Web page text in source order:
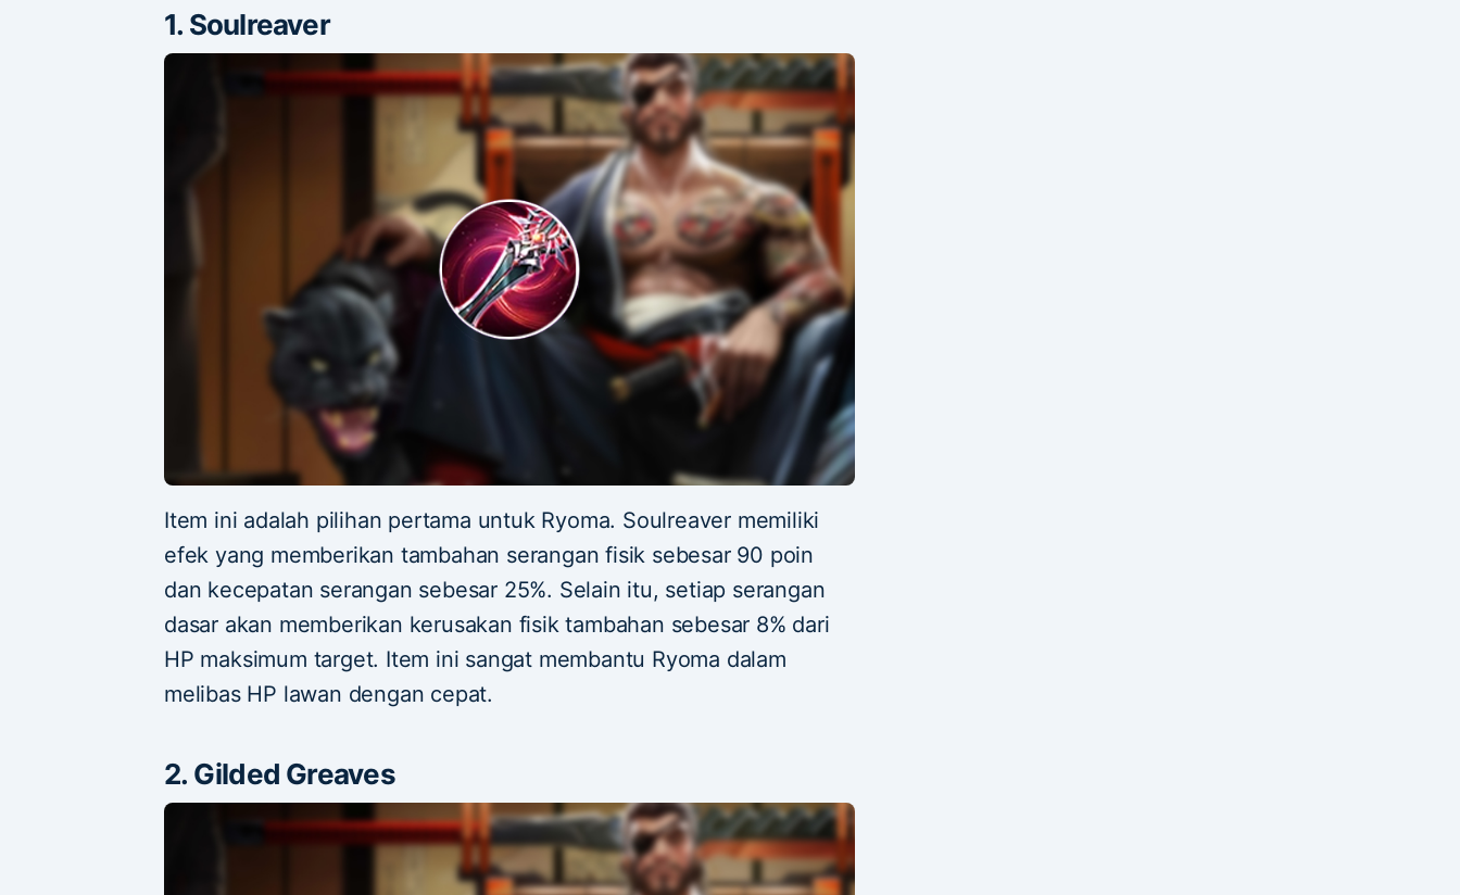
1. Soulreaver
Item ini adalah pilihan pertama untuk Ryoma. Soulreaver memiliki
efek yang memberikan tambahan serangan fisik sebesar 90 poin
dan kecepatan serangan sebesar 25%. Selain itu, setiap serangan
dasar akan memberikan kerusakan fisik tambahan sebesar 8% dari
HP maksimum target. Item ini sangat membantu Ryoma dalam
melibas HP lawan dengan cepat.
2. Gilded Greaves